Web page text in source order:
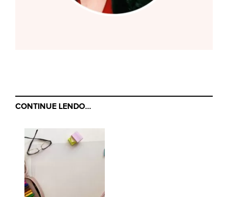
CONTINUE LENDO...